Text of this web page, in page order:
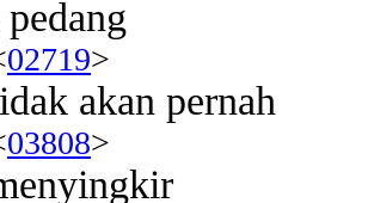
pedang
02719>
akan pernah
03808>